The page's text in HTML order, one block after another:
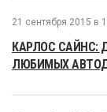
21 сентября 2015 в
КАРЛОС САЙНС:
ЛЮБИМЫХ